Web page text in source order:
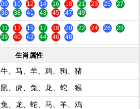
09 10 12 14 16 18 21 23 25
27
36 38 41 43 45 47 49
11 13 15 17 19 20 22 24 26
28
39 40 42 44 46 48
生肖属性
牛、马、羊、鸡、狗、猪
鼠、虎、兔、龙、蛇、猴
兔、龙、蛇、马、羊、鸡